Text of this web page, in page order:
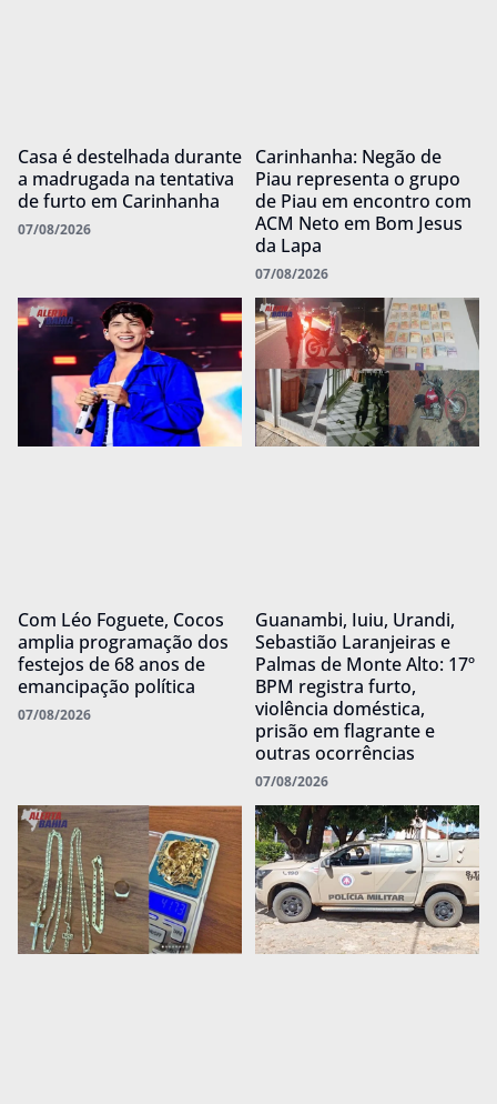
Casa é destelhada durante
a madrugada na tentativa
de furto em Carinhanha
07/08/2026
Carinhanha: Negão de
Piau representa o grupo
de Piau em encontro com
ACM Neto em Bom Jesus
da Lapa
07/08/2026
Com Léo Foguete, Cocos
amplia programação dos
festejos de 68 anos de
emancipação política
07/08/2026
Guanambi, Iuiu, Urandi,
Sebastião Laranjeiras e
Palmas de Monte Alto: 17º
BPM registra furto,
violência doméstica,
prisão em flagrante e
outras ocorrências
07/08/2026